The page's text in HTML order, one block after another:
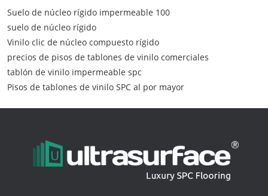
Suelo de núcleo rígido impermeable 100
suelo de núcleo rígido
Vinilo clic de núcleo compuesto rígido
precios de pisos de tablones de vinilo comerciales
tablón de vinilo impermeable spc
Pisos de tablones de vinilo SPC al por mayor